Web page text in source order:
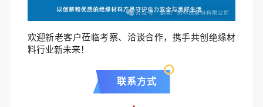
欢迎新老客户莅临考察、洽谈合作，携手共创绝缘材
料行业新未来！
联系方式